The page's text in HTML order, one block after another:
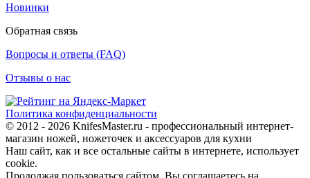
Новинки
Обратная связь
Вопросы и ответы (FAQ)
Отзывы о нас
Политика конфиденциальности
© 2012 - 2026 KnifesMaster.ru - профессиональный интернет-
магазин ножей, ножеточек и аксессуаров для кухни
Наш сайт, как и все остальные сайты в интернете, использует
cookie.
Продолжая пользоваться сайтом, Вы соглашаетесь на